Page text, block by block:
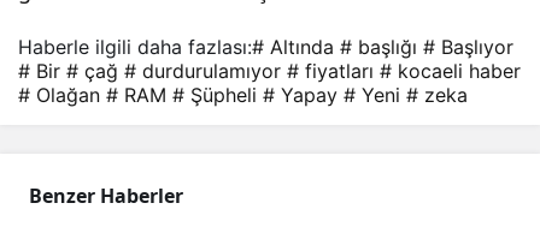
Haberle ilgili daha fazlası:# Altında # başlığı # Başlıyor
# Bir # çağ # durdurulamıyor # fiyatları # kocaeli haber
# Olağan # RAM # Şüpheli # Yapay # Yeni # zeka
Benzer Haberler